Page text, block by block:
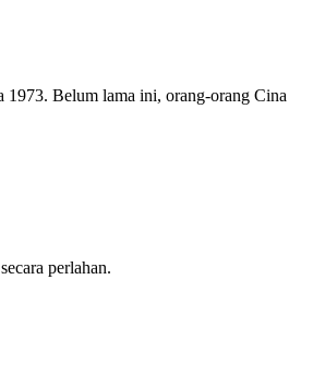
1973. Belum lama ini, orang-orang Cina
perlahan.